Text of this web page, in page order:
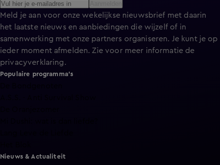
Meld je aan voor onze wekelijkse nieuwsbrief met daarin
het laatste nieuws en aanbiedingen die wijzelf of in
samenwerking met onze partners organiseren. Je kunt je op
ieder moment afmelden. Zie voor meer informatie de
privacyverklaring.
Populaire programma's
Nieuws & Actualiteit